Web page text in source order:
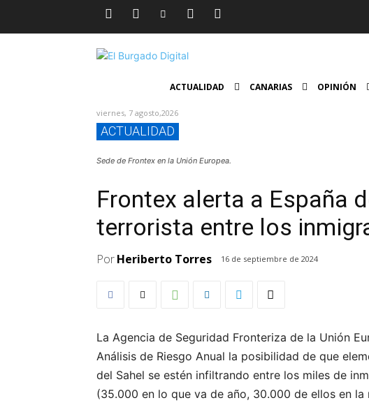
ACTUALIDAD CANARIAS OPINIÓN
viernes, 7 agosto,2026
ACTUALIDAD
Sede de Frontex en la Unión Europea.
Frontex alerta a España
terrorista entre los
PorHeriberto Torres 16 de septiembre de 2024
La Agencia de Seguridad Fronteriza de la Unión
Análisis de Riesgo Anual la posibilidad de que
del Sahel se estén infiltrando entre los miles de
(35.000 en lo que va de año, 30.000 de ellos en la